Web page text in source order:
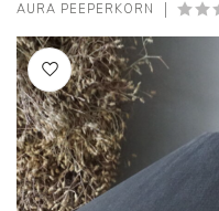
AURA PEEPERKORN